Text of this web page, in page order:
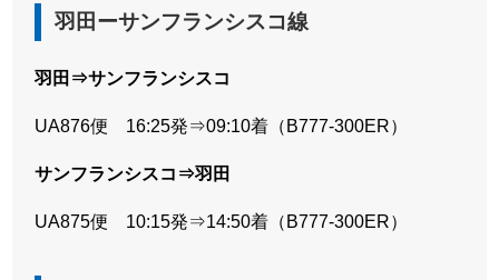
羽田ーサンフランシスコ線
羽田⇒サンフランシスコ
UA876便 16:25発⇒09:10着（B777-300ER）
サンフランシスコ⇒羽田
UA875便 10:15発⇒14:50着（B777-300ER）